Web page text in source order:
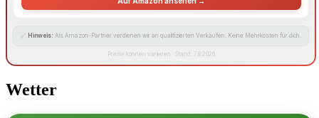
🔗 Hinweis: Als Amazon-Partner verdienen wir an qualifizierten Verkäufen. Keine Mehrkosten für dich.
Preise können variieren · Stand: 7.8.2026
Wetter